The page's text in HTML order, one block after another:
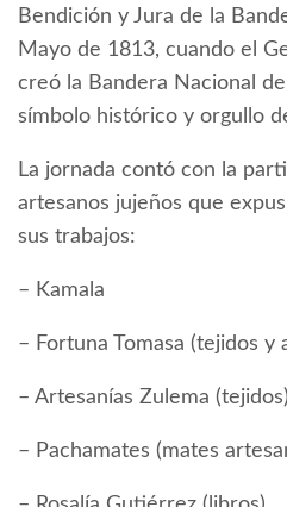
Bendición y Jura de la
Mayo de 1813, cuando el
creó la Bandera Nacional
símbolo histórico y orgullo
La jornada contó con la
artesanos jujeños que
sus trabajos:
– Kamala
– Fortuna Tomasa (tejidos y
– Artesanías Zulema (tejidos)
– Pachamates (mates